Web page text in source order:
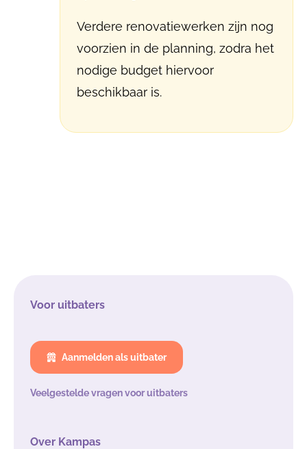
Verdere renovatiewerken zijn nog
voorzien in de planning, zodra het
nodige budget hiervoor
beschikbaar is.
Voor uitbaters
Aanmelden als uitbater
Veelgestelde vragen voor uitbaters
Over Kampas